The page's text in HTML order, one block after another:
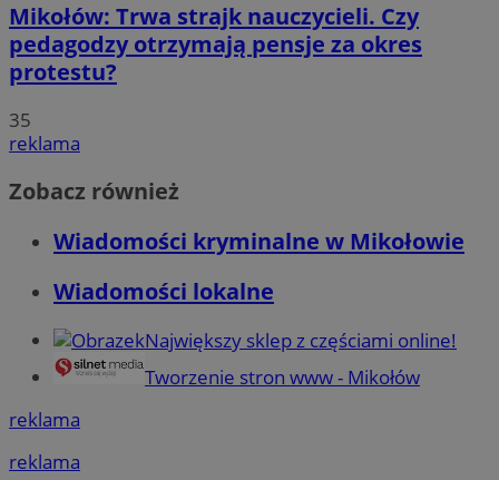
Mikołów: Trwa strajk nauczycieli. Czy
pedagodzy otrzymają pensje za okres
protestu?
35
reklama
Zobacz również
Wiadomości kryminalne w Mikołowie
Wiadomości lokalne
Największy sklep z częściami online!
Tworzenie stron www - Mikołów
reklama
reklama